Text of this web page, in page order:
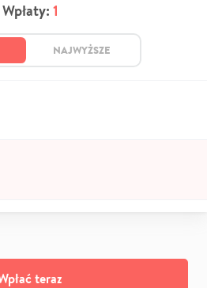
Wpłaty: 1
NAJWYŻSZE
teraz